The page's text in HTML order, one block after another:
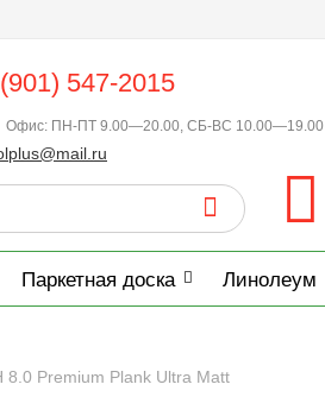
547-2015
Офис: ПН-ПТ 9.00—20.00, СБ-ВС 10.00—19.00
Паркетная доска Линолеум
8.0 Premium Plank Ultra Matt